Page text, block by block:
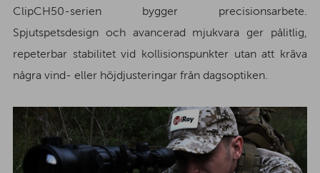
ClipCH50-serien bygger precisionsarbete.
Spjutspetsdesign och avancerad mjukvara ger pålitlig,
repeterbar stabilitet vid kollisionspunkter utan att kräva
några vind- eller höjdjusteringar från dagsoptiken.